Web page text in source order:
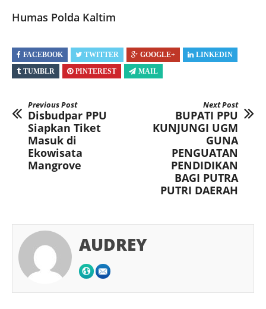
Humas Polda Kaltim
FACEBOOK TWITTER GOOGLE+
LINKEDIN
TUMBLR
PINTEREST MAIL
Previous Post
Disbudpar PPU
Siapkan Tiket
Masuk di
Ekowisata
Mangrove
Next Post
BUPATI PPU
KUNJUNGI UGM
GUNA
PENGUATAN
PENDIDIKAN
BAGI PUTRA
PUTRI DAERAH
AUDREY